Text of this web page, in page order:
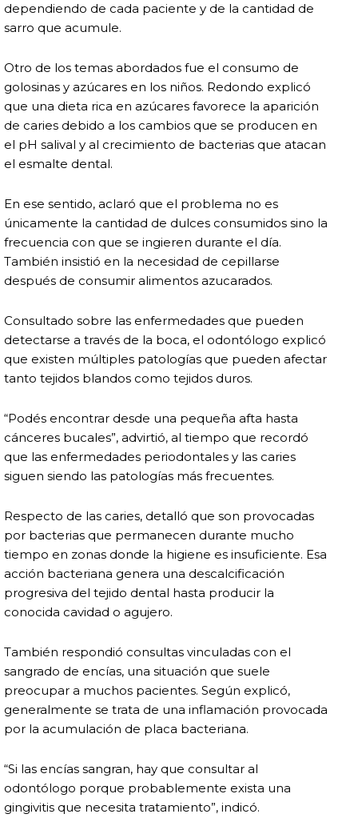
dependiendo de cada paciente y de la cantidad de
sarro que acumule.
Otro de los temas abordados fue el consumo de
golosinas y azúcares en los niños. Redondo explicó
que una dieta rica en azúcares favorece la aparición
de caries debido a los cambios que se producen en
el pH salival y al crecimiento de bacterias que atacan
el esmalte dental.
En ese sentido, aclaró que el problema no es
únicamente la cantidad de dulces consumidos sino la
frecuencia con que se ingieren durante el día.
También insistió en la necesidad de cepillarse
después de consumir alimentos azucarados.
Consultado sobre las enfermedades que pueden
detectarse a través de la boca, el odontólogo explicó
que existen múltiples patologías que pueden afectar
tanto tejidos blandos como tejidos duros.
“Podés encontrar desde una pequeña afta hasta
cánceres bucales”, advirtió, al tiempo que recordó
que las enfermedades periodontales y las caries
siguen siendo las patologías más frecuentes.
Respecto de las caries, detalló que son provocadas
por bacterias que permanecen durante mucho
tiempo en zonas donde la higiene es insuficiente. Esa
acción bacteriana genera una descalcificación
progresiva del tejido dental hasta producir la
conocida cavidad o agujero.
También respondió consultas vinculadas con el
sangrado de encías, una situación que suele
preocupar a muchos pacientes. Según explicó,
generalmente se trata de una inflamación provocada
por la acumulación de placa bacteriana.
“Si las encías sangran, hay que consultar al
odontólogo porque probablemente exista una
gingivitis que necesita tratamiento”, indicó.